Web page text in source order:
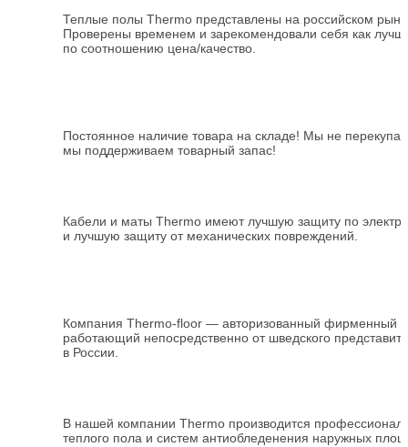
Теплые полы Thermo представлены на российском
Проверены временем и зарекомендовали себя как
по соотношению цена/качество.
Постоянное наличие товара на складе! Мы не
мы поддерживаем товарный запас!
Кабели и маты Thermo имеют лучшую защиту по
и лучшую защиту от механических повреждений.
Компания Thermo-floor — авторизованный фирменный
работающий непосредственно от шведского
в России.
В нашей компании Thermo производится
теплого пола и систем антиобледенения наружных